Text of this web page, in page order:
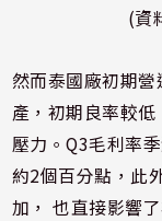
(資
然而泰國廠初期
產，初期良率較
壓力。Q3毛利率
約2個百分點，此
加， 也直接影響